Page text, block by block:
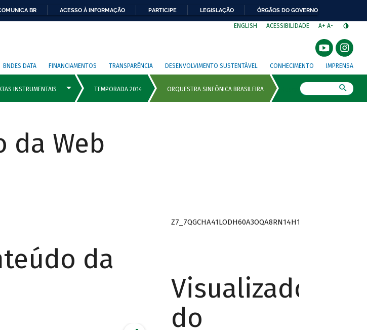
BR ACESSO À INFORMAÇÃO PARTICIPE LEGISLAÇÃO ÓRGÃOS DO GOVERNO
ENGLISH ACESSIBILIDADE A+ A-
BNDES DATA FINANCIAMENTOS TRANSPARÊNCIA DESENVOLVIMENTO SUSTENTÁVEL CONHECIMENTO IMPRENSA
da Web
da
Z7_7QGCHA41LODH60A3OQA8RN14H1
Visualizador
do